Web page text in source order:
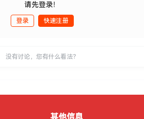
请先登录！
登录 快速注册
没有讨论，您有什么看法？
其他信息